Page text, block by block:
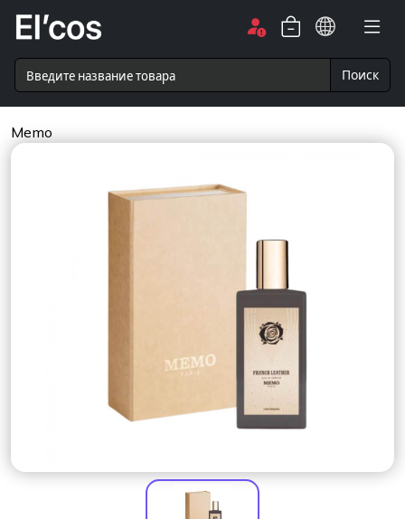
Поиск
Memo